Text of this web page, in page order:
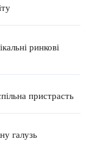
ринкові
пристрасть
галузь